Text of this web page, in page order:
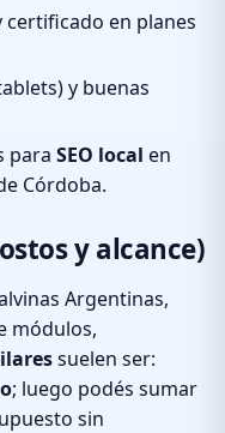
certificado en planes
y buenas
para SEO local en
Córdoba.
y alcance)
Argentinas,
módulos,
suelen ser:
; luego podés sumar
sin